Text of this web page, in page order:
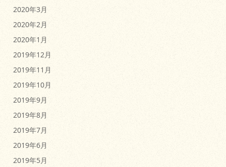
2020年3月
2020年2月
2020年1月
2019年12月
2019年11月
2019年10月
2019年9月
2019年8月
2019年7月
2019年6月
2019年5月